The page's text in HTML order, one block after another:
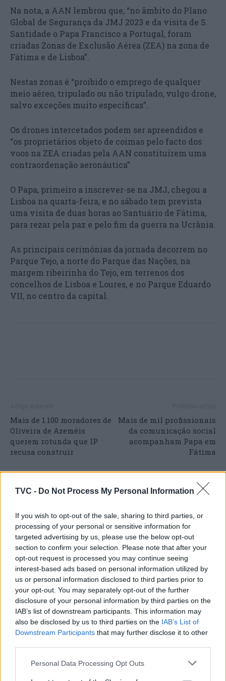
TVC - Do Not Process My Personal Information
If you wish to opt-out of the sale, sharing to third parties, or
processing of your personal or sensitive information for
targeted advertising by us, please use the below opt-out
section to confirm your selection. Please note that after your
opt-out request is processed you may continue seeing
interest-based ads based on personal information utilized by
us or personal information disclosed to third parties prior to
your opt-out. You may separately opt-out of the further
disclosure of your personal information by third parties on the
IAB’s list of downstream participants. This information may
also be disclosed by us to third parties on the IAB’s List of
Downstream Participants that may further disclose it to other
Personal Data Processing Opt Outs
Na nota, a AAN lembrou que, “no âmbito do Plano
Global de Segurança da JMJ 2023 e da visita de S.
Santidade o Papa Francisco a Portugal, foram
criadas Zonas de Exclusão Aérea (ZEA) na zona de
Fátima e de Lisboa”.
Nestas zonas é “proibido o emprego de qualquer
meio aéreo, tripulado ou não tripulado, vulgo drone,
salvo exceções muito específicas”.
Os drones intercetados podem ser apreendidos e
“os proprietários objeto de coimas pelo facto dos
voos na ZEA criadas pela AAN constituírem uma
contraordenação aeronáutica”
O Papa, primeiro a inscrever-se na JMJ, chegou a
Lisboa na quarta-feira, e no sábado tem prevista
uma visita de duas horas ao Santuário de Fátima,
para rezar pela paz e pelo fim da guerra na Ucrânia.
As principais cerimónias da jornada decorrem no
Parque Tejo, a norte do Parque das Nações, na
margem ribeirinha do Tejo, em terrenos dos
concelhos de Lisboa e Loures, e no Parque Eduardo
VII, no centro da capital.
Mais de 1.100 moradores de
Oliveira de Azeméis
querem rotunda que IP
recusa construir
Mais de mil profissionais
da comunicação social
acompanham Papa em
Fátima
ARTIGOS RELACIONADOS MAIS DO AUTOR
Deputados do PSD saúdam Banda
Sinfónica da ARMAB pelo 1º lugar no
certame internacional de Valência